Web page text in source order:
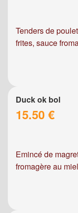
Tenders de
frites, sauce
Duck ok bol
15.50 €
Emincé de
fromagère au